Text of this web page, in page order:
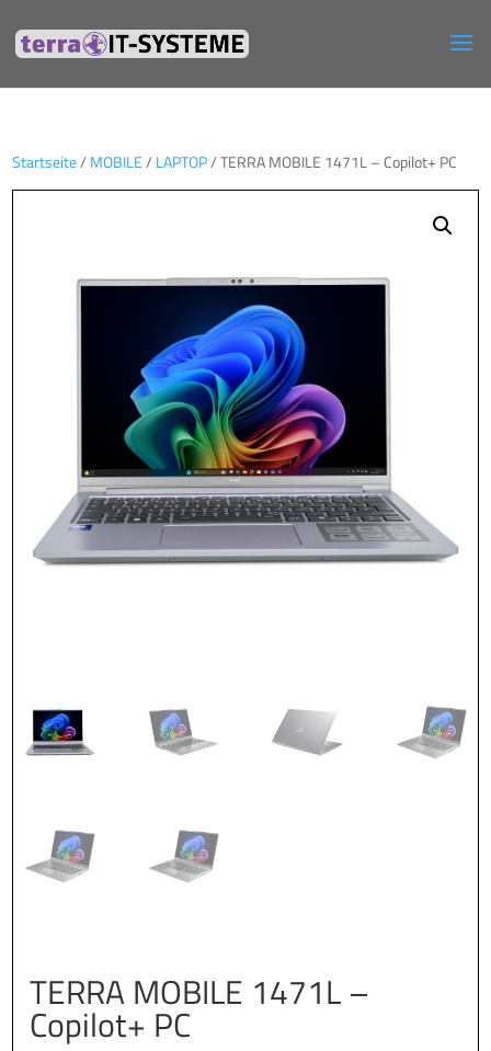
Startseite/ MOBILE/ LAPTOP/ TERRA MOBILE 1471L – Copilot+ PC
TERRA MOBILE 1471L –
Copilot+ PC